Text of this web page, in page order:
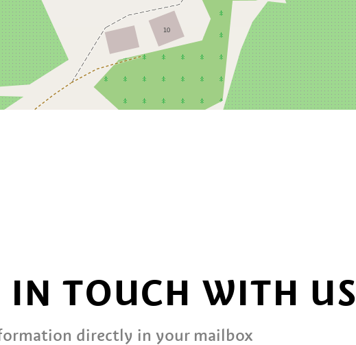
IN TOUCH WITH US
directly in your mailbox